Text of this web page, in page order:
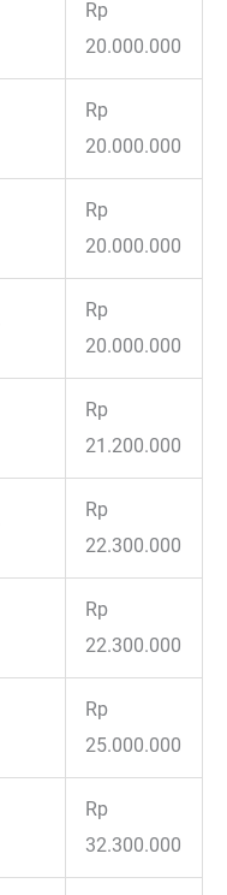
Rp
20.000.000
Rp
20.000.000
Rp
20.000.000
Rp
20.000.000
Rp
21.200.000
Rp
22.300.000
Rp
22.300.000
Rp
25.000.000
Rp
32.300.000